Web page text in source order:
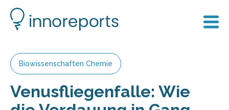
Biowissenschaften Chemie
Venusfliegenfalle: Wie